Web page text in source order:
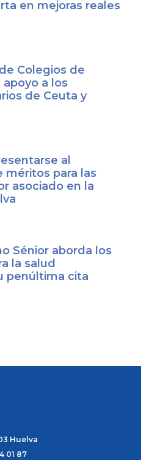
en mejoras reales
Colegios de
a los
de Ceuta y
al
méritos para las
asociado en la
Sénior aborda los
la salud
penúltima cita
Huelva
01 87